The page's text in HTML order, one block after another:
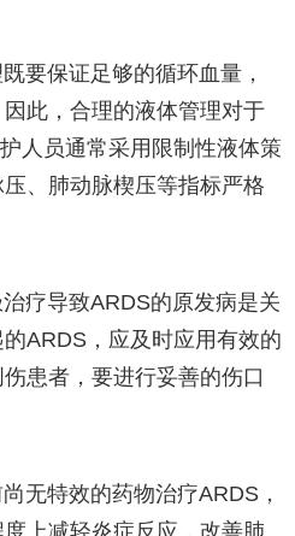
要保证足够的循环血量，
此，合理的液体管理对于
人员通常采用限制性液体策
、肺动脉楔压等指标严格
疗导致ARDS的原发病是关
ARDS，应及时应用有效的
患者，要进行妥善的伤口
无特效的药物治疗ARDS，